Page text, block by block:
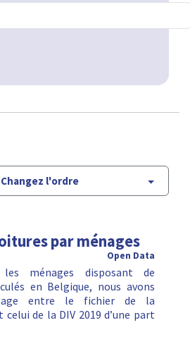
Changez l'ordre
par ménages
Open Data
ménages disposant de
en Belgique, nous avons
entre le fichier de la
de la DIV 2019 d’une part